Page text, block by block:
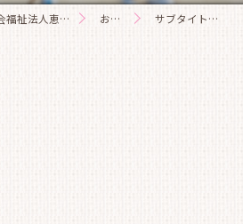
佐世保の保育園なら社会福祉法人恵光園福祉会花高保育園 お知らせ サブタイトルテキス…